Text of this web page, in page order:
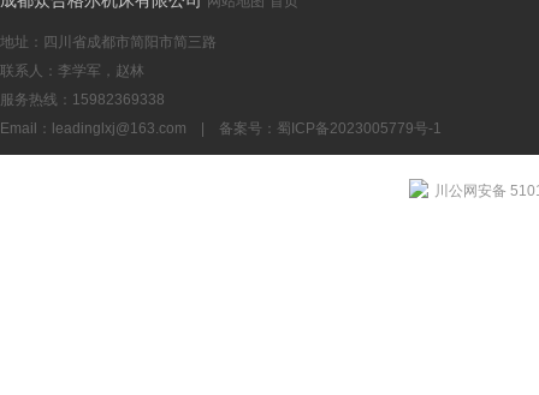
成都YK2530
地址：四川省成都市简阳市简三路
联系人：李学军，赵林
服务热线：15982369338
Email： leadinglxj@163.com 备案号：蜀ICP备2023005779号-1
川公网安备